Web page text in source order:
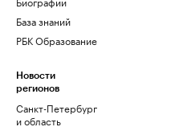
База знаний
РБК Образование
Новости
регионов
Санкт-Петербург
и область